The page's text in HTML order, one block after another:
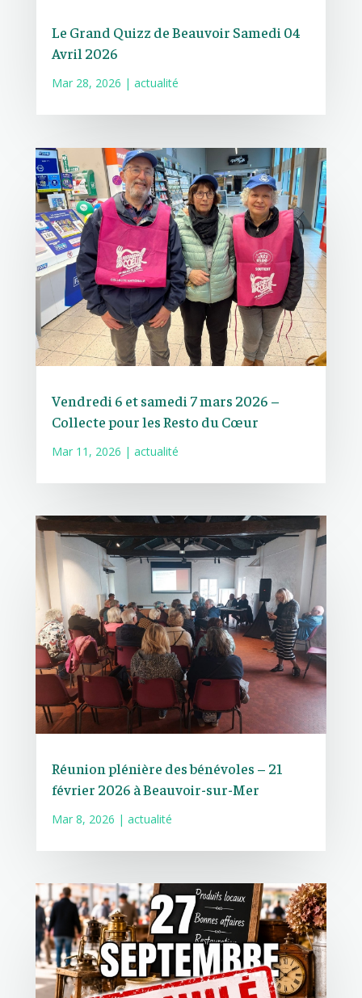
Le Grand Quizz de Beauvoir Samedi 04
Avril 2026
Mar 28, 2026 | actualité
Vendredi 6 et samedi 7 mars 2026 –
Collecte pour les Resto du Cœur
Mar 11, 2026 | actualité
Réunion plénière des bénévoles – 21
février 2026 à Beauvoir-sur-Mer
Mar 8, 2026 | actualité